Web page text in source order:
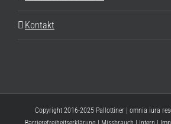
Kontakt
Copyright 2016-2025 Pallottiner | omnia iura